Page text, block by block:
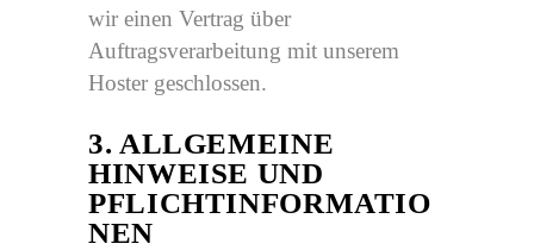
wir einen Vertrag über
Auftragsverarbeitung mit unserem
Hoster geschlossen.
3. ALLGEMEINE
HINWEISE UND
PFLICHTINFORMATIO
NEN